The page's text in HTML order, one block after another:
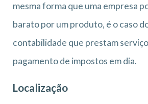
mesma forma que uma empresa
barato por um produto, é o caso
contabilidade que prestam
pagamento de impostos em dia.
Localização